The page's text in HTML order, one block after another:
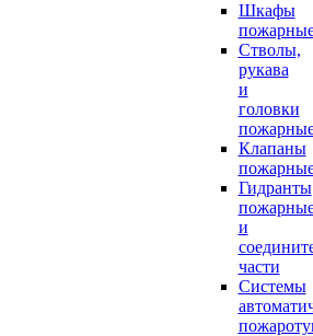
Шкафы
Стволы,
рукава
и
головки
Клапаны
Гидранты
и
части
Системы